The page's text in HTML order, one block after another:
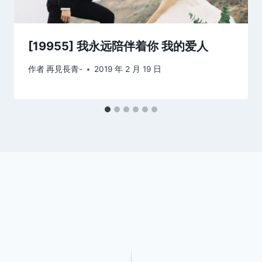
[19955] 我永远陪伴着你 我的爱人
作者再見長青- 2019 年 2 月 19 日